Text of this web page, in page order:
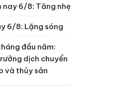
nay 6/8: Tăng nhẹ
6/8: Lặng sóng
đầu năm:
dịch chuyển
và thủy sản